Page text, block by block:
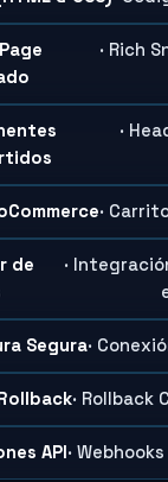
· Rich
·
·
de
·
Segura·
· Rollback
API·